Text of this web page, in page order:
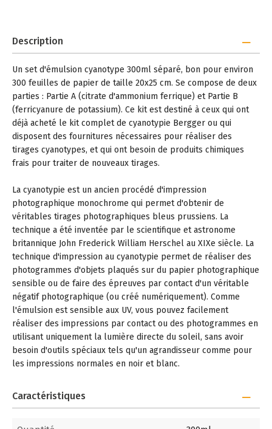
Description
Un set d'émulsion cyanotype 300ml séparé, bon pour environ
300 feuilles de papier de taille 20x25 cm. Se compose de deux
parties : Partie A (citrate d'ammonium ferrique) et Partie B
(ferricyanure de potassium). Ce kit est destiné à ceux qui ont
déjà acheté le kit complet de cyanotypie Bergger ou qui
disposent des fournitures nécessaires pour réaliser des
tirages cyanotypes, et qui ont besoin de produits chimiques
frais pour traiter de nouveaux tirages.
La cyanotypie est un ancien procédé d'impression
photographique monochrome qui permet d'obtenir de
véritables tirages photographiques bleus prussiens. La
technique a été inventée par le scientifique et astronome
britannique John Frederick William Herschel au XIXe siècle. La
technique d'impression au cyanotypie permet de réaliser des
photogrammes d'objets plaqués sur du papier photographique
sensible ou de faire des épreuves par contact d'un véritable
négatif photographique (ou créé numériquement). Comme
l'émulsion est sensible aux UV, vous pouvez facilement
réaliser des impressions par contact ou des photogrammes en
utilisant uniquement la lumière directe du soleil, sans avoir
besoin d'outils spéciaux tels qu'un agrandisseur comme pour
les impressions normales en noir et blanc.
Caractéristiques